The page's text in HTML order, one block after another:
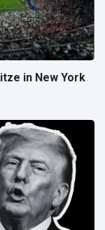
in New York